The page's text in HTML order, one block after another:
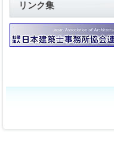
リンク集